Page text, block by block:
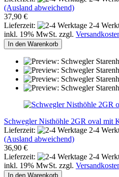
(Ausland abweichend)
37,90 €
Lieferzeit:
2-4
inkl. 19% MwSt. zzgl.
In den Warenkorb
Schwegler Nisthöhle 2GR oval mit
Lieferzeit:
2-4
(Ausland abweichend)
36,90 €
Lieferzeit:
2-4
inkl. 19% MwSt. zzgl.
In den Warenkorb